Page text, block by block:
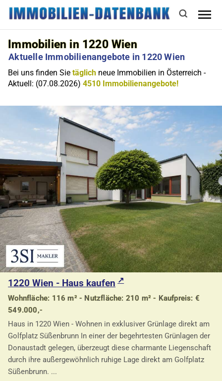
Immobilien in 1220 Wien
Aktuelle Immobilienangebote in 1220 Wien
Bei uns finden Sietäglich neue Immobilien in Österreich -
Aktuell: (07.08.2026)4510 Immobilienangebote!
1220 Wien - Haus kaufen
Wohnfläche: 116 m² - Nutzfläche: 210 m² - Kaufpreis: €
549.000,-
Haus in 1220 Wien - Wohnen in exklusiver Grünlage direkt am
Golfplatz Süßenbrunn In einer der begehrtesten Grünlagen der
Donaustadt gelegen, überzeugt diese charmante Liegenschaft
durch ihre außergewöhnlich ruhige Lage direkt am Golfplatz
Süßenbrunn. ...